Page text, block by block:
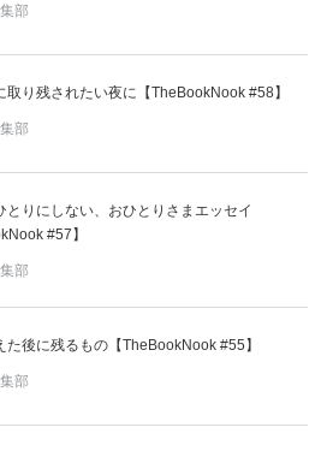
部
取り残されたい夜に【TheBookNook #58】
部
とりにしない、おひとりさまエッセイ
#57】
部
た後に残るもの【TheBookNook #55】
部